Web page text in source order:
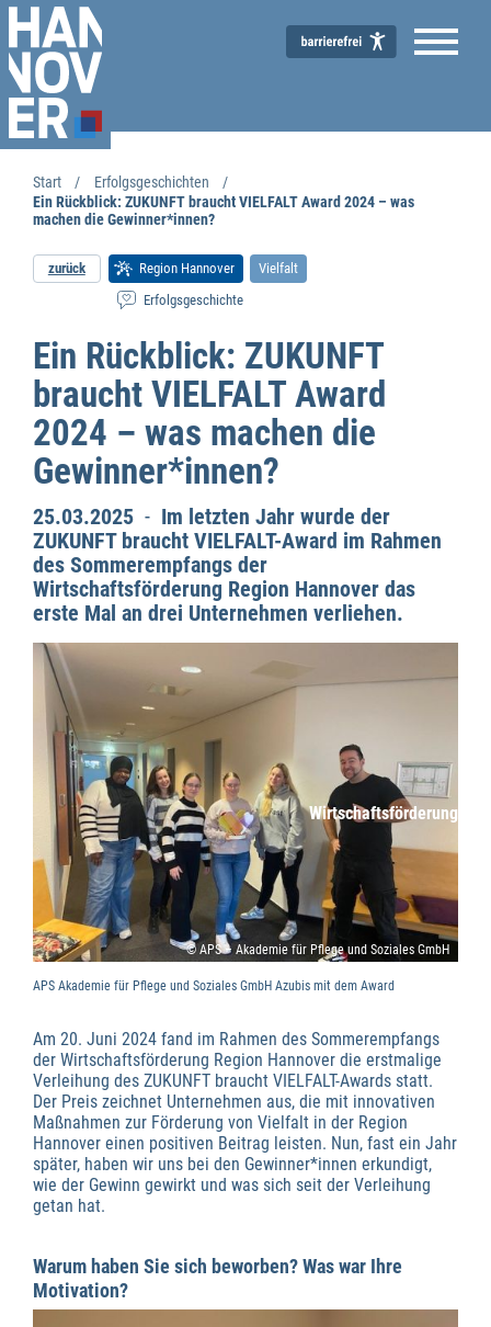
Wirtschaftsförderung
Start
Erfolgsgeschichten
Ein Rückblick: ZUKUNFT braucht VIELFALT Award 2024 – was
machen die Gewinner*innen?
zurück Region Hannover
Vielfalt
Erfolgsgeschichte
Ein Rückblick: ZUKUNFT
braucht VIELFALT Award
2024 – was machen die
Gewinner*innen?
25.03.2025 - Im letzten Jahr wurde der
ZUKUNFT braucht VIELFALT-Award im Rahmen
des Sommerempfangs der
Wirtschaftsförderung Region Hannover das
erste Mal an drei Unternehmen verliehen.
© APS – Akademie für Pflege und Soziales GmbH
APS Akademie für Pflege und Soziales GmbH Azubis mit dem Award
Am 20. Juni 2024 fand im Rahmen des Sommerempfangs
der Wirtschaftsförderung Region Hannover die erstmalige
Verleihung des ZUKUNFT braucht VIELFALT-Awards statt.
Der Preis zeichnet Unternehmen aus, die mit innovativen
Maßnahmen zur Förderung von Vielfalt in der Region
Hannover einen positiven Beitrag leisten. Nun, fast ein Jahr
später, haben wir uns bei den Gewinner*innen erkundigt,
wie der Gewinn gewirkt und was sich seit der Verleihung
getan hat.
Warum haben Sie sich beworben? Was war Ihre
Motivation?